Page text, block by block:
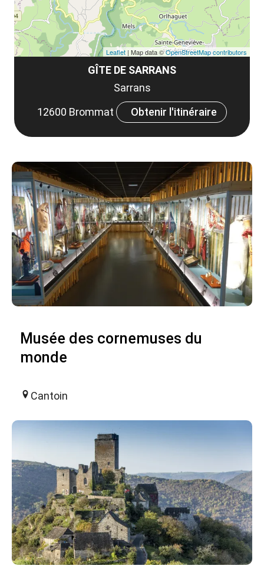
GÎTE DE SARRANS
Sarrans
12600 Brommat
Obtenir l'itinéraire
Leaflet | Map data ©OpenStreetMap contributors
Musée des cornemuses du
monde
Cantoin